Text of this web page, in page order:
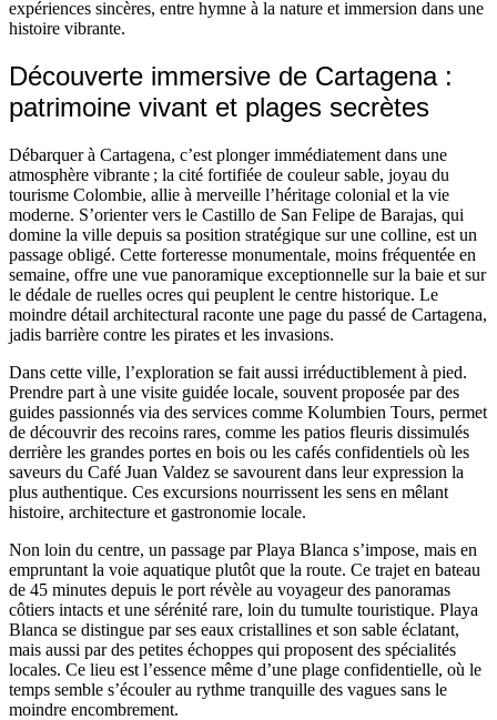
expériences sincères, entre hymne à la nature et immersion dans une
histoire vibrante.
Découverte immersive de Cartagena :
patrimoine vivant et plages secrètes
Débarquer à Cartagena, c’est plonger immédiatement dans une
atmosphère vibrante ; la cité fortifiée de couleur sable, joyau du
tourisme Colombie, allie à merveille l’héritage colonial et la vie
moderne. S’orienter vers le Castillo de San Felipe de Barajas, qui
domine la ville depuis sa position stratégique sur une colline, est un
passage obligé. Cette forteresse monumentale, moins fréquentée en
semaine, offre une vue panoramique exceptionnelle sur la baie et sur
le dédale de ruelles ocres qui peuplent le centre historique. Le
moindre détail architectural raconte une page du passé de Cartagena,
jadis barrière contre les pirates et les invasions.
Dans cette ville, l’exploration se fait aussi irréductiblement à pied.
Prendre part à une visite guidée locale, souvent proposée par des
guides passionnés via des services comme Kolumbien Tours, permet
de découvrir des recoins rares, comme les patios fleuris dissimulés
derrière les grandes portes en bois ou les cafés confidentiels où les
saveurs du Café Juan Valdez se savourent dans leur expression la
plus authentique. Ces excursions nourrissent les sens en mêlant
histoire, architecture et gastronomie locale.
Non loin du centre, un passage par Playa Blanca s’impose, mais en
empruntant la voie aquatique plutôt que la route. Ce trajet en bateau
de 45 minutes depuis le port révèle au voyageur des panoramas
côtiers intacts et une sérénité rare, loin du tumulte touristique. Playa
Blanca se distingue par ses eaux cristallines et son sable éclatant,
mais aussi par des petites échoppes qui proposent des spécialités
locales. Ce lieu est l’essence même d’une plage confidentielle, où le
temps semble s’écouler au rythme tranquille des vagues sans le
moindre encombrement.